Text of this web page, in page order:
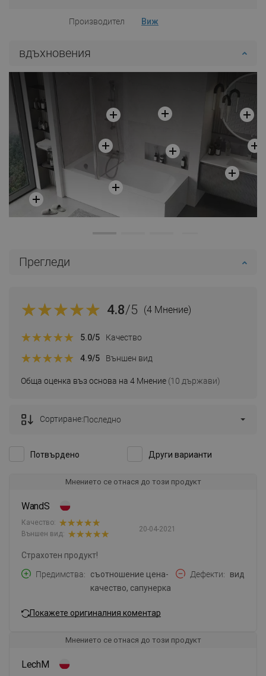
Производител Виж
вдъхновения
Прегледи
4.8/5 (4 Мнение)
Обща оценка въз основа на 4 Мнение (10 държави)
5.0/5 Качество
4.9/5 Външен вид
Потвърдено Други варианти
Сортиране:Последно
Мнението се отнася до този продукт
WandS
20-04-2021
Качество:
Външен вид:
Страхотен продукт!
Предимства
съотношение цена-
качество, сапунерка
Дефекти вид
Покажете оригиналния коментар
Мнението се отнася до този продукт
LechM